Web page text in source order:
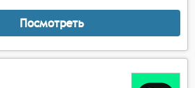
Посмотреть